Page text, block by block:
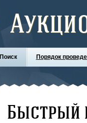
Поиск Порядок
Быстрый